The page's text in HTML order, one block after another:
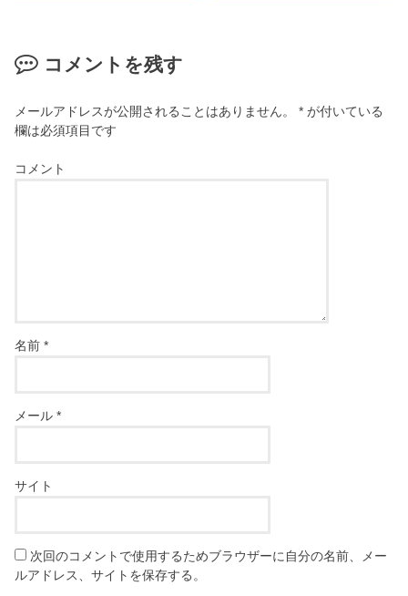
コメントを残す
メールアドレスが公開されることはありません。 * が付いている
欄は必須項目です
コメント
名前*
メール*
サイト
次回のコメントで使用するためブラウザーに自分の名前、メー
ルアドレス、サイトを保存する。